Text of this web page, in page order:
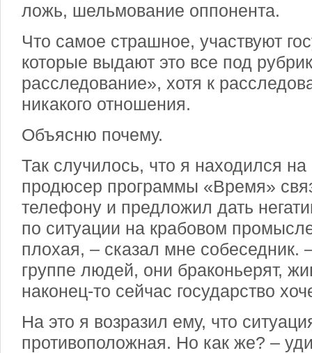
ложь, шельмование оппонента.
Что самое страшное, участвуют
которые выдают это все под
расследование», хотя к
никакого отношения.
Объясню почему.
Так случилось, что я находился
продюсер программы «Время»
телефону и предложил дать
по ситуации на крабовом
плохая, – сказал мне собеседник.
группе людей, они браконьерят,
наконец-то сейчас государство
На это я возразил ему, что
противоположная. Но как же? –